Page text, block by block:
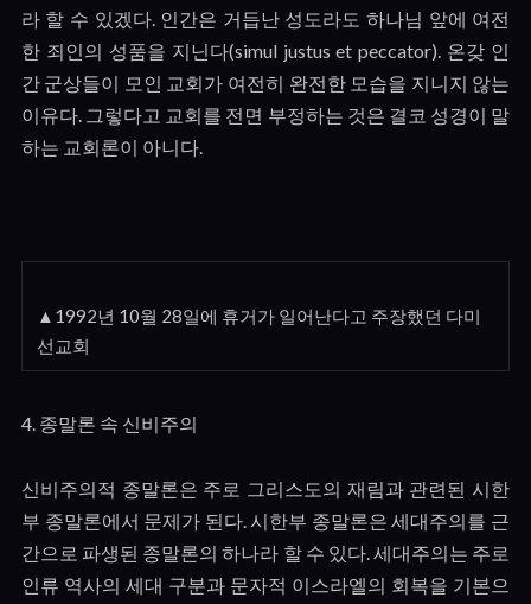
라 할 수 있겠다. 인간은 거듭난 성도라도 하나님 앞에 여전
한 죄인의 성품을 지닌다(simul justus et peccator). 온갖 인
간 군상들이 모인 교회가 여전히 완전한 모습을 지니지 않는
이유다. 그렇다고 교회를 전면 부정하는 것은 결코 성경이 말
하는 교회론이 아니다.
▲1992년 10월 28일에 휴거가 일어난다고 주장했던 다미
선교회
4. 종말론 속 신비주의
신비주의적 종말론은 주로 그리스도의 재림과 관련된 시한
부 종말론에서 문제가 된다.시한부 종말론은 세대주의를 근
간으로 파생된 종말론의 하나라 할 수 있다.세대주의는 주로
인류 역사의 세대 구분과 문자적 이스라엘의 회복을 기본으